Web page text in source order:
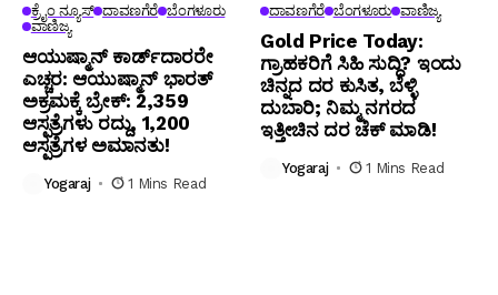
ಕ್ರೈಂ ನ್ಯೂಸ್ ದಾವಣಗೆರೆ ಬೆಂಗಳೂರು
ವಾಣಿಜ್ಯ
ಆಯುಷ್ಮಾನ್ ಕಾರ್ಡ್‌ದಾರರೇ
ಎಚ್ಚರ: ಆಯುಷ್ಮಾನ್ ಭಾರತ್
ಅಕ್ರಮಕ್ಕೆ ಬ್ರೇಕ್: 2,359
ಆಸ್ಪತ್ರೆಗಳು ರದ್ದು, 1,200
ಆಸ್ಪತ್ರೆಗಳ ಅಮಾನತು!
Yogaraj 1 Mins Read
ದಾವಣಗೆರೆ ಬೆಂಗಳೂರು ವಾಣಿಜ್ಯ
Gold Price Today:
ಗ್ರಾಹಕರಿಗೆ ಸಿಹಿ ಸುದ್ದಿ? ಇಂದು
ಚಿನ್ನದ ದರ ಕುಸಿತ, ಬೆಳ್ಳಿ
ದುಬಾರಿ; ನಿಮ್ಮ ನಗರದ
ಇತ್ತೀಚಿನ ದರ ಚೆಕ್ ಮಾಡಿ!
Yogaraj 1 Mins Read